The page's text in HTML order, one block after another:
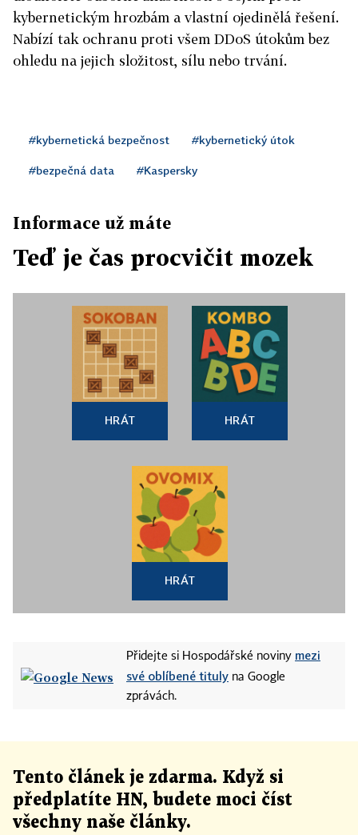
kybernetickým hrozbám a vlastní ojedinělá řešení.
Nabízí tak ochranu proti všem DDoS útokům bez
ohledu na jejich složitost, sílu nebo trvání.
#kybernetická bezpečnost #kybernetický útok
#bezpečná data #Kaspersky
Informace už máte
Teď je čas procvičit mozek
HRÁT HRÁT
HRÁT
Přidejte si Hospodářské noviny mezi
své oblíbené tituly na Google
zprávách.
Tento článek je zdarma. Když si
předplatíte HN, budete moci číst
všechny naše články.